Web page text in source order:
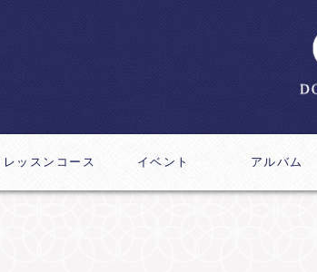
レッスンコース イベント アルバム